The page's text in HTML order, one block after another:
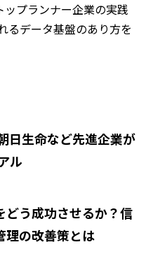
プランナー企業の実践
るデータ基盤のあり方を
日生命など先進企業が
ル
う成功させるか？信
理の改善策とは